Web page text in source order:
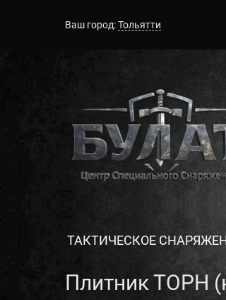
Ваш город:Тольятти
ТАКТИЧЕСКОЕ
Плитник ТОРН